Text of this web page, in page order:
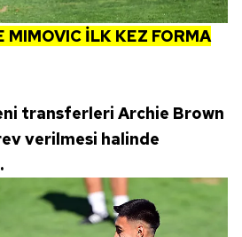
MIMOVIC İLK KEZ FORMA
transferleri Archie Brown
verilmesi halinde